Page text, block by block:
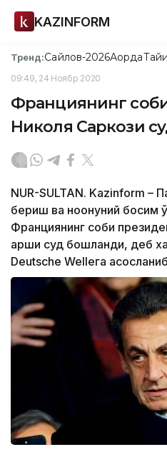
KAZINFORM
Тренд:Сайлов-2026Ақорда
09:49, 24 Ноябр 2020
Франциянинг
Николя Саркози
NUR-SULTAN. Kazinform –
бериш ва ноқонуний босим
Франциянинг собиқ
қарши суд бошланди, деб
Deutsche Welleга